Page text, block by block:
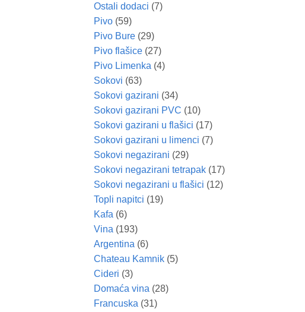
Ostali dodaci (7)
Pivo (59)
Pivo Bure (29)
Pivo flašice (27)
Pivo Limenka (4)
Sokovi (63)
Sokovi gazirani (34)
Sokovi gazirani PVC (10)
Sokovi gazirani u flašici (17)
Sokovi gazirani u limenci (7)
Sokovi negazirani (29)
Sokovi negazirani tetrapak (17)
Sokovi negazirani u flašici (12)
Topli napitci (19)
Kafa (6)
Vina (193)
Argentina (6)
Chateau Kamnik (5)
Cideri (3)
Domaća vina (28)
Francuska (31)